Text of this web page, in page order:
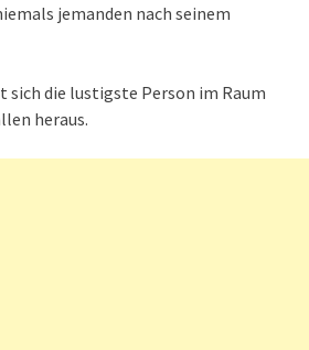
jemanden nach seinem
die lustigste Person im Raum
heraus.